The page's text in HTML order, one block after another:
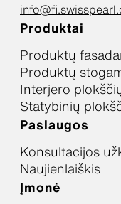
Produktai
Produktų
Produktų
Interjero
Statybinių
Paslaugos
Konsultacijos
Naujienlaiškis
Įmonė